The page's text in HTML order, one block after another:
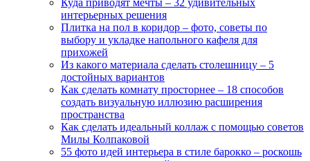
Куда приводят мечты – 32 удивительных
интерьерных решения
Плитка на пол в коридор – фото, советы по
выбору и укладке напольного кафеля для
прихожей
Из какого материала сделать столешницу – 5
достойных вариантов
Как сделать комнату просторнее – 18 способов
создать визуальную иллюзию расширения
пространства
Как сделать идеальный коллаж с помощью советов
Милы Колпаковой
55 фото идей интерьера в стиле барокко – роскошь